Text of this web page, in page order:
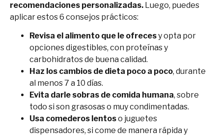
recomendaciones personalizadas. Luego, puedes
aplicar estos 6 consejos prácticos:
Revisa el alimento que le ofrecesy opta por
opciones digestibles, con proteínas y
carbohidratos de buena calidad.
Haz los cambios de dieta poco a poco, durante
al menos 7 a 10 días.
Evita darle sobras de comida humana, sobre
todo si son grasosas o muy condimentadas.
Usa comederos lentoso juguetes
dispensadores, si come de manera rápida y